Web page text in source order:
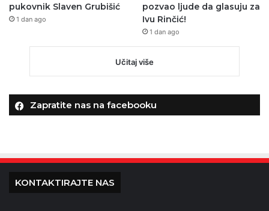
pukovnik Slaven Grubišić
1 dan ago
pozvao ljude da glasuju za
Ivu Rinčić!
1 dan ago
Učitaj više
Zapratite nas na facebooku
KONTAKTIRAJTE NAS